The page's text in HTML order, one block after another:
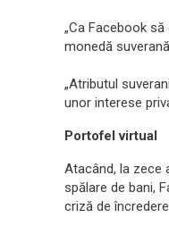
„Ca Facebook
monedă
„Atributul
unor interese
Portofel virtual
Atacând, la zece
spălare de bani,
criză de